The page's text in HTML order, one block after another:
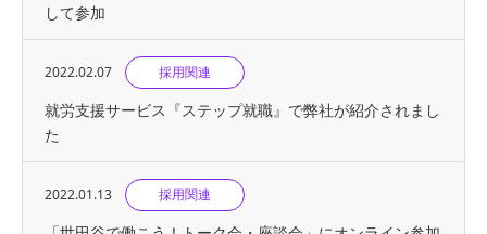
して参加
2022.02.07 採用関連
就労支援サービス『ステップ就職』で弊社が紹介されまし
た
2022.01.13 採用関連